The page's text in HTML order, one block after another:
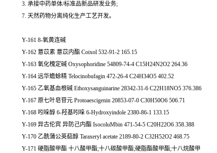
3. 承接中药单体/标准品新品研发业务;
7. 天然药物分离纯化生产工艺开发。
Y-161 8-氧黄连碱
Y-162 薏苡素 薏苡内酯 Coixol 532-91-2 165.15
Y-163 氧化槐定碱 Oxysophoridine 54809-74-4 C15H24N2O2 264.36
Y-164 远华蟾蜍精 Telocinobufagin 472-26-4 C24H34O5 402.52
Y-165 乙氧基血根碱 Ethoxysanguinarine 28342-31-6 C22H18NO5 376.386
Y-167 原七叶皂苷元 Protoaescigenin 20853-07-0 C30H50O6 506.71
Y-168 吲哚醇 6-羟基吲哚 6-Hydroxyindole 2380-86-1 133.15
Y-169 异古伦宾 异防己内酯 IsocoluMbin 471-54-5 C20H22O6 358.388
Y-170 乙酰蒲公英萜醇 Taraxeryl acetate 2189-80-2 C32H52O2 468.75
Y-171 硬脂酸甲酯 十八酸甲酯;十八碳酸甲酯;硬脂酯酸甲酯;十八烷酸甲